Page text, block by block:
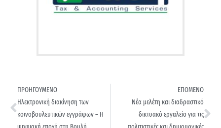
ΠΡΟΗΓΟΥΜΕΝΟ
Ηλεκτρονική διακίνηση των
κοινοβουλευτικών εγγράφων – Η
ΕΠΟΜΕΝΟ
Νέα μελέτη και διαδραστικό
δικτυακό εργαλείο για τις